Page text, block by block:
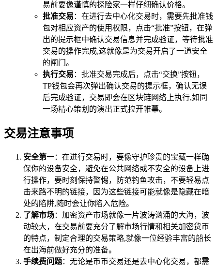
易前要像谨慎的探险家一样仔细确认价格。
批准交易 ：在进行去中心化交易时，需要先批准钱
包对相应资产的使用权限，点击“批准”按钮，在弹
出的提示框中确认交易信息并完成验证，等待批准
交易的操作完成,这就像是为交易开启了一道安全
的闸门。
执行交易 ：批准交易完成后，点击“交换”按钮，
TP钱包会再次弹出确认交易的提示框，确认无误
后完成验证，交易即会在区块链网络上执行,如同
一场精心策划的演出正式拉开帷幕。
交易注意事项
安全第一：在进行交易时，要像守护珍贵的宝藏一样确
保你的设备安全，避免在公共网络或不安全的设备上进
行操作，要时刻保持警惕，防范钓鱼攻击，不要轻易点
击来路不明的链接，因为这些链接可能就像是隐藏在暗
处的陷阱,随时会让你陷入危险。
了解市场：加密资产市场就像一片波涛汹涌的大海，波
动较大，在交易前要充分了解市场行情和相关加密货币
的特点，制定合理的交易策略,就像一位经验丰富的船长
在出海前做好充分的准备。
手续费问题：无论是币币交易还是去中心化交易，都需